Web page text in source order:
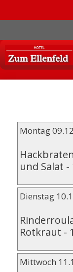
Inhalt
springen
Skip
content
Montag
und Salat -
Dienstag
Rotkraut -
Mittwoch